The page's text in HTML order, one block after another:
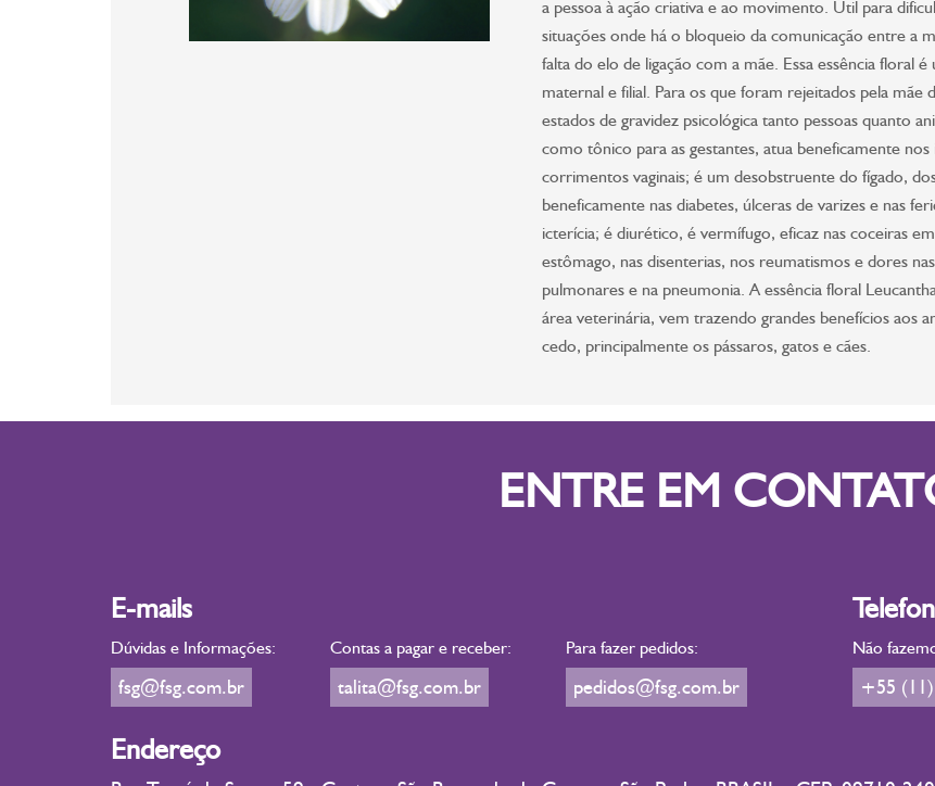
a pessoa à ação criativa e ao movimento. Útil para
situações onde há o bloqueio da comunicação entre a
falta do elo de ligação com a mãe. Essa essência floral
maternal e filial. Para os que foram rejeitados pela
estados de gravidez psicológica tanto pessoas quanto
como tônico para as gestantes, atua beneficamente
corrimentos vaginais; é um desobstruente do fígado,
beneficamente nas diabetes, úlceras de varizes e nas
icterícia; é diurético, é vermífugo, eficaz nas coceiras
estômago, nas disenterias, nos reumatismos e dores
pulmonares e na pneumonia. A essência floral
área veterinária, vem trazendo grandes benefícios aos
cedo, principalmente os pássaros, gatos e cães.
ENTRE EM
E-mails
Dúvidas e Informações:
fsg@fsg.com.br
Contas a pagar e receber:
talita@fsg.com.br
Para fazer pedidos:
pedidos@fsg.com.br
Não
+55
Endereço